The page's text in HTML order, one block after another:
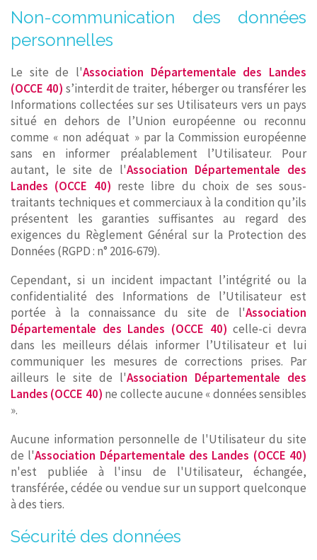
Non-communication des données
personnelles
Le site de l'Association Départementale des Landes
(OCCE 40) s’interdit de traiter, héberger ou transférer les
Informations collectées sur ses Utilisateurs vers un pays
situé en dehors de l’Union européenne ou reconnu
comme « non adéquat » par la Commission européenne
sans en informer préalablement l’Utilisateur. Pour
autant, le site de l'Association Départementale des
Landes (OCCE 40) reste libre du choix de ses sous-
traitants techniques et commerciaux à la condition qu’ils
présentent les garanties suffisantes au regard des
exigences du Règlement Général sur la Protection des
Données (RGPD : n° 2016-679).
Cependant, si un incident impactant l’intégrité ou la
confidentialité des Informations de l’Utilisateur est
portée à la connaissance du site de l'Association
Départementale des Landes (OCCE 40) celle-ci devra
dans les meilleurs délais informer l’Utilisateur et lui
communiquer les mesures de corrections prises. Par
ailleurs le site de l'Association Départementale des
Landes (OCCE 40) ne collecte aucune « données sensibles
».
Aucune information personnelle de l'Utilisateur du site
de l'Association Départementale des Landes (OCCE 40)
n'est publiée à l'insu de l'Utilisateur, échangée,
transférée, cédée ou vendue sur un support quelconque
à des tiers.
Sécurité des données